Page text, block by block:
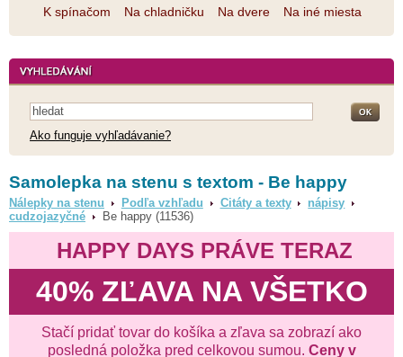
K spínačom
Na chladničku Na dvere Na iné miesta
Ako funguje vyhľadávanie?
Samolepka na stenu s textom - Be happy
Nálepky na stenu Podľa vzhľadu Citáty a texty
nápisy
cudzojazyčné
Be happy (11536)
HAPPY DAYS PRÁVE TERAZ
40% ZĽAVA NA VŠETKO
Stačí pridať tovar do košíka a zľava sa zobrazí ako
posledná položka pred celkovou sumou. Ceny v